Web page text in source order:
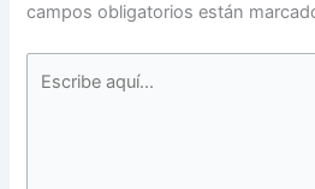
campos obligatorios están
aquí...